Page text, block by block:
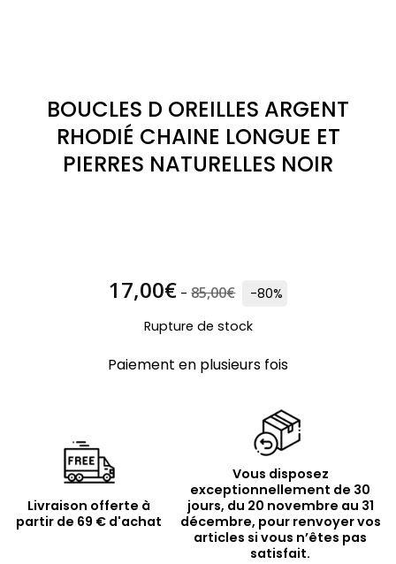
BOUCLES D OREILLES ARGENT
RHODIÉ CHAINE LONGUE ET
PIERRES NATURELLES NOIR
17,00€ -85,00€
-80%
Rupture de stock
Paiement en plusieurs fois
Livraison offerte à
partir de 69 € d'achat
Vous disposez
exceptionnellement de 30
jours, du 20 novembre au 31
décembre, pour renvoyer vos
articles si vous n’êtes pas
satisfait.